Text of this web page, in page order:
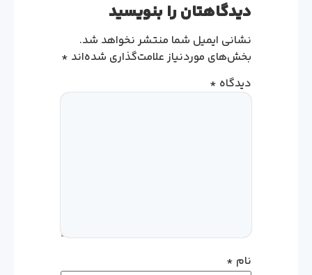
دیدگاهتان را بنویسید
نشانی ایمیل شما منتشر نخواهد شد.
بخش‌های موردنیاز علامت‌گذاری شده‌اند *
دیدگاه *
نام *